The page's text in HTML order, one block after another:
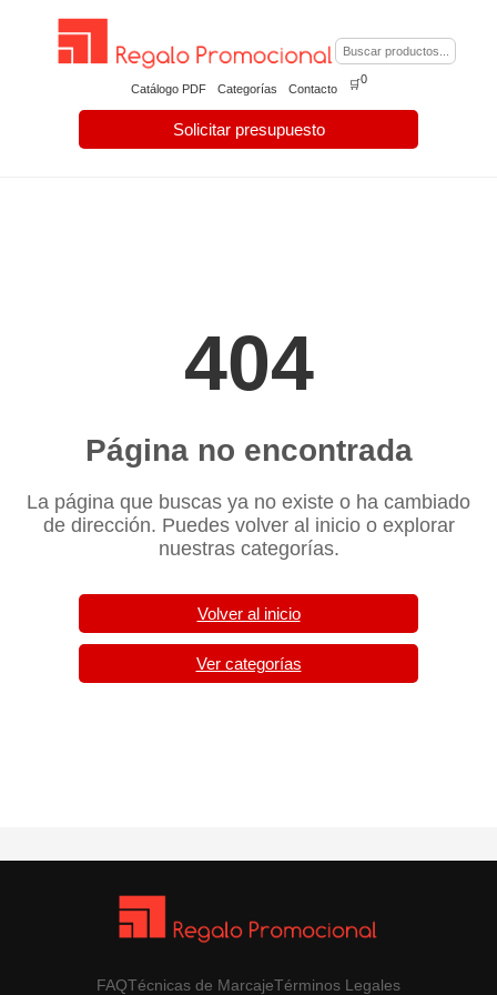
Catálogo PDF Categorías Contacto
Solicitar presupuesto
🛒0
404
Página no encontrada
La página que buscas ya no existe o ha cambiado
de dirección. Puedes volver al inicio o explorar
nuestras categorías.
Volver al inicio
Ver categorías
FAQTécnicas de MarcajeTérminos Legales